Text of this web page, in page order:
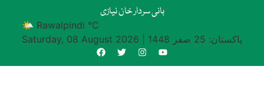
بانی سردار خان نیازی
🌤 Rawalpindi °C
Saturday, 08 August 2026
پاکستان: 25 صفر 1448